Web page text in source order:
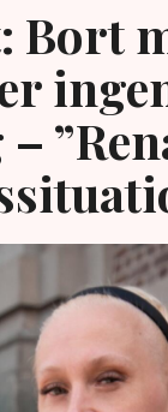
Bort